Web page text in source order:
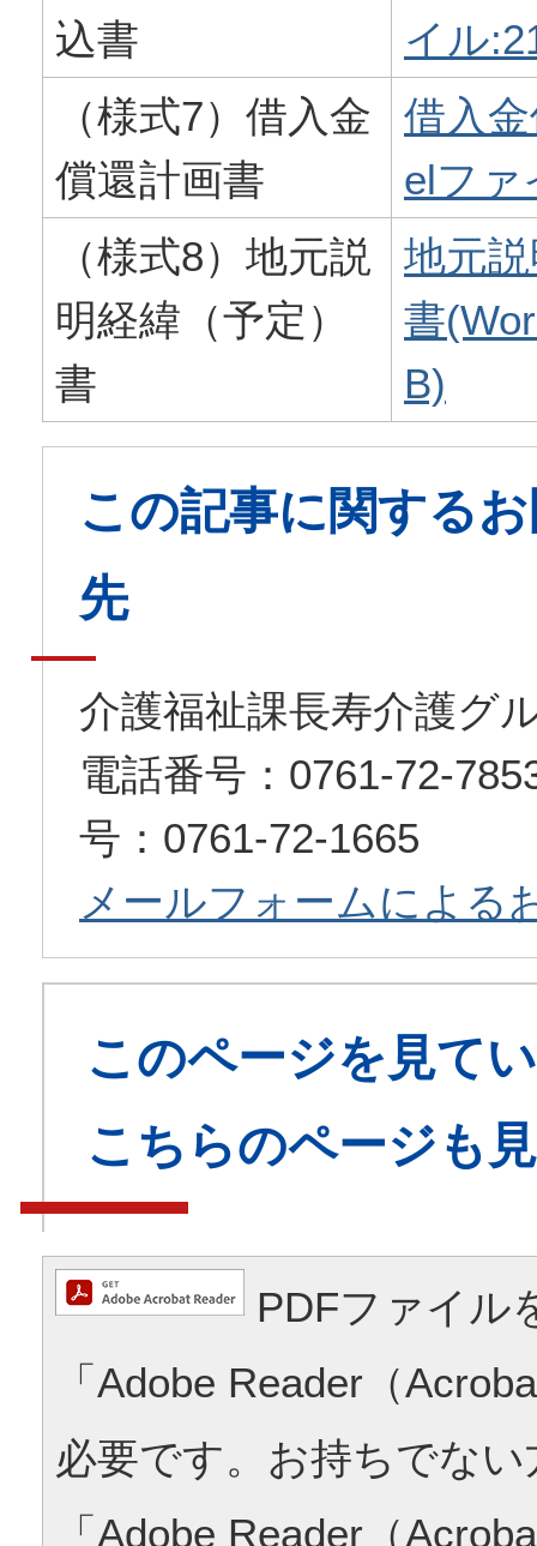
込書
イル
（様式7）借入金
償還計画書
借入
elファ
（様式8）地元説
明経緯（予定）
書
地元
書
B)
この記事に関する
先
介護福祉課長寿介護グ
電話番号：0761-72-
号：0761-72-1665
メールフォームによる
このページを見て
こちらのページも
PDFファイル
「Adobe Reader（
必要です。お持ちでな
「Adobe Reader（